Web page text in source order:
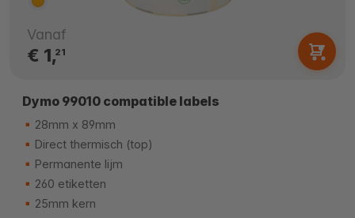
Vanaf
€ 1,21
Dymo 99010 compatible labels
28mm x 89mm
Direct thermisch (top)
Permanente lijm
260 etiketten
25mm kern